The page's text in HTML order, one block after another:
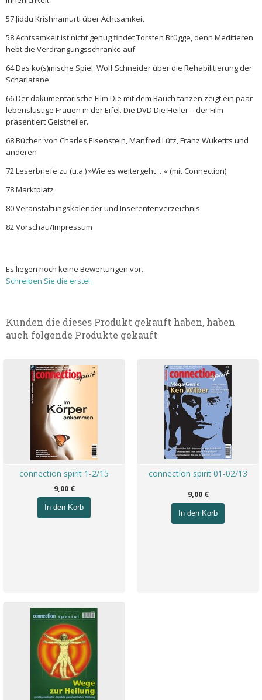
57 Jiddu Krishnamurti über Achtsamkeit
58 Achtsamkeit ist nicht genug findet Torsten Brügge, denn Meditieren
hebt die Verdrängungsschranke auf
64 Das ko(s)mische Spiel: Wolf Schneider über die Rehabilitierung der
Scharlatane
66 Der dokumentarische Film Die mit dem Bauch tanzen zeigt ein paar
lebenslustige Frauen in der Eifel. Die DVD Die Heiler – der Film
präsentiert Geistheiler.
68 Bücher: von Charles Eisenstein, Manfred Lütz, Franz Wuketits und
anderen
72 Leserbriefe zu (u.a.) »Wie es weitergeht …« (mit Connection)
78 Marktplatz
80 Veranstaltungskalender und Inserentenverzeichnis
82 Vorschau/Impressum
Es liegen noch keine Bewertungen vor.
Schreiben Sie die erste!
Kunden die dieses Produkt gekauft haben, haben
auch folgende Produkte gekauft
connection spirit 1-2/15
9,00 €
In den Korb
connection spirit 01-02/13
9,00 €
In den Korb